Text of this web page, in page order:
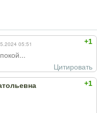
+1
05:51
Цитировать
+1